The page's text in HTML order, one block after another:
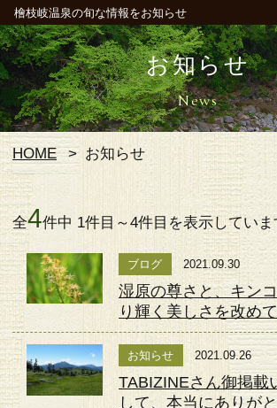
檜枝岐温泉の旬な情報をお知らせ
お知らせ
News
HOME お知らせ
全4件中 1件目～4件目を表示していま
ブログ 2021.09.30
湿原の尊さと、キン
り輝く美しさを改め
０２１年夏。
お知らせ 2021.09.26
TABIZINEさん御掲載
して、本当にありが